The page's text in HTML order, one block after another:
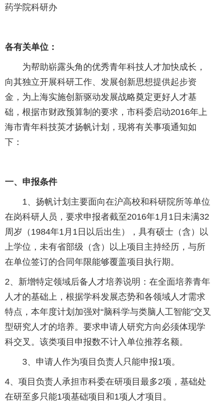
药学院科研办
各有关单位：
为帮助崭露头角的优秀青年科技人才加快成长，
向其独立开展科研工作、发展创新思想提供起步资
金，为上海实施创新驱动发展战略奠定更好人才基
础，根据市财政预算制的要求，市科委启动2016年上
海市青年科技英才扬帆计划，现将有关事项通知如
下：
一、申报条件
1、扬帆计划主要面向在沪高校和科研院所等单位
在岗科研人员，要求申报者截至2016年1月1日未满32
周岁（1984年1月1日以后出生），具有硕士（含）以
上学位，未有省部级（含）以上项目主持经历，与所
在单位签订的合同年限能够覆盖项目执行期。
2、新增特定领域后备人才培养说明：在全面培养青年
人才的基础上，根据学科发展态势和各领域人才需求
特点，本年度计划加强对“脑科学与类脑人工智能”交叉
型研究人才的培养。要求申请人研究方向必须体现学
科交叉。该类项目申报数不计入单位推荐名额。
3、申请人作为项目负责人只能申报1项。
4、项目负责人承担市科委在研项目最多2项，基础处
在研至多只能1项基础项目和1项人才项目。